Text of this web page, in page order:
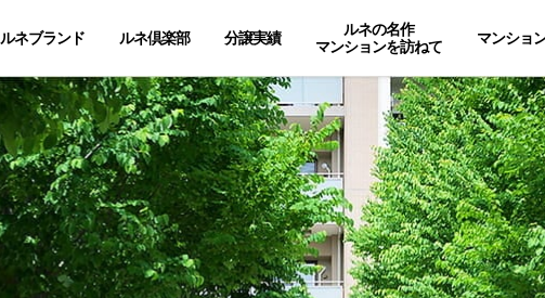
ルネブランド ルネ倶楽部 分譲実績
ルネの名作
マンションを訪ねて
マンショ